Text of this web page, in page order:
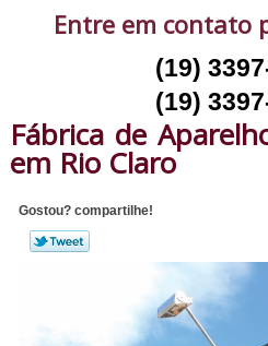
Entre em contato
(19)
(19)
Fábrica de
em Rio Claro
Gostou? compartilhe!